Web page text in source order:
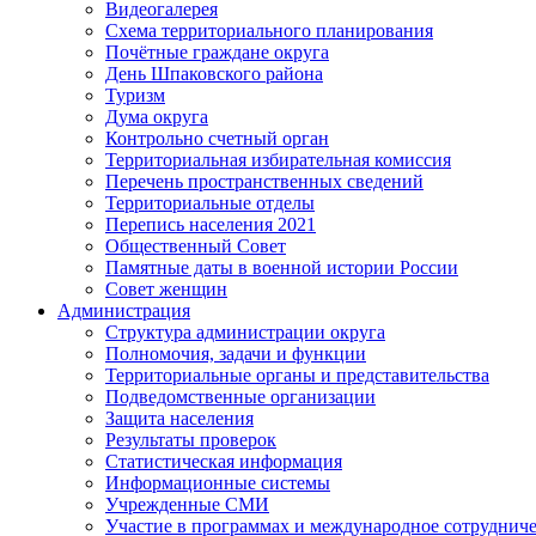
Видеогалерея
Схема территориального планирования
Почётные граждане округа
День Шпаковского района
Туризм
Дума округа
Контрольно счетный орган
Территориальная избирательная комиссия
Перечень пространственных сведений
Территориальные отделы
Перепись населения 2021
Общественный Совет
Памятные даты в военной истории России
Совет женщин
Администрация
Структура администрации округа
Полномочия, задачи и функции
Территориальные органы и представительства
Подведомственные организации
Защита населения
Результаты проверок
Статистическая информация
Информационные системы
Учрежденные СМИ
Участие в программах и международное